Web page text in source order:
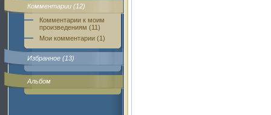
Комментарии (12)
Комментарии к моим
произведениям (11)
Мои комментарии (1)
Избранное (13)
Альбом